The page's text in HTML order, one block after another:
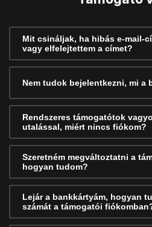
Mit csináljak, ha hibás e-mail-
vagy elfelejtettem a címet?
Nem tudok bejelentkezni, mi a
Rendszeres támogatótok
utalással, miért nincs fiókom?
Szeretném megváltoztatni a
hogyan tudom?
Lejár a bankkártyám, hogyan
számát a támogatói